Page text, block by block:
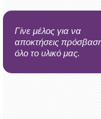
Γίνε μέλος για να
αποκτήσεις
όλο το υλικό μας.